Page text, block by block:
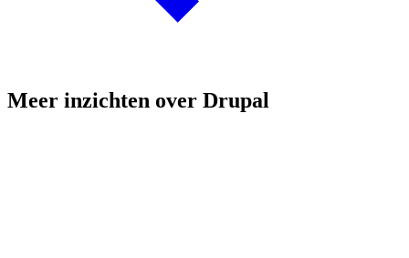
Meer inzichten over Drupal